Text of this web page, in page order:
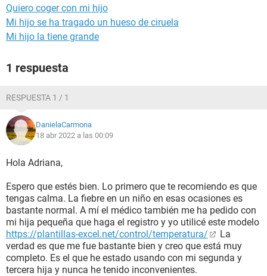
Quiero coger con mi hijo
Mi hijo se ha tragado un hueso de ciruela
Mi hijo la tiene grande
1 respuesta
RESPUESTA 1 / 1
DanielaCarmona
18 abr 2022 a las 00:09
Hola Adriana,
Espero que estés bien. Lo primero que te recomiendo es que
tengas calma. La fiebre en un niño en esas ocasiones es
bastante normal. A mí el médico también me ha pedido con
mi hija pequeña que haga el registro y yo utilicé este modelo
https://plantillas-excel.net/control/temperatura/
La
verdad es que me fue bastante bien y creo que está muy
completo. Es el que he estado usando con mi segunda y
tercera hija y nunca he tenido inconvenientes.